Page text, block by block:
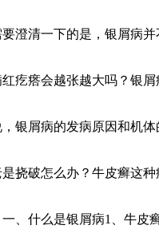
澄清一下的是，银屑病
疙瘩会越张越大吗？银
银屑病的发病原因和机
挠破怎么办？牛皮癣这
、什么是银屑病1、牛皮